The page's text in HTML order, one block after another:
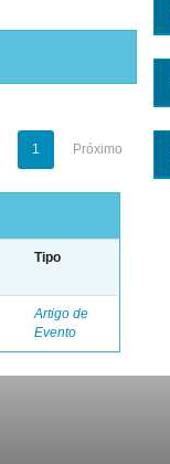
1 Próximo
Tipo
Artigo de
Evento